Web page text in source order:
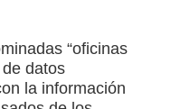
“oficinas
datos
la información